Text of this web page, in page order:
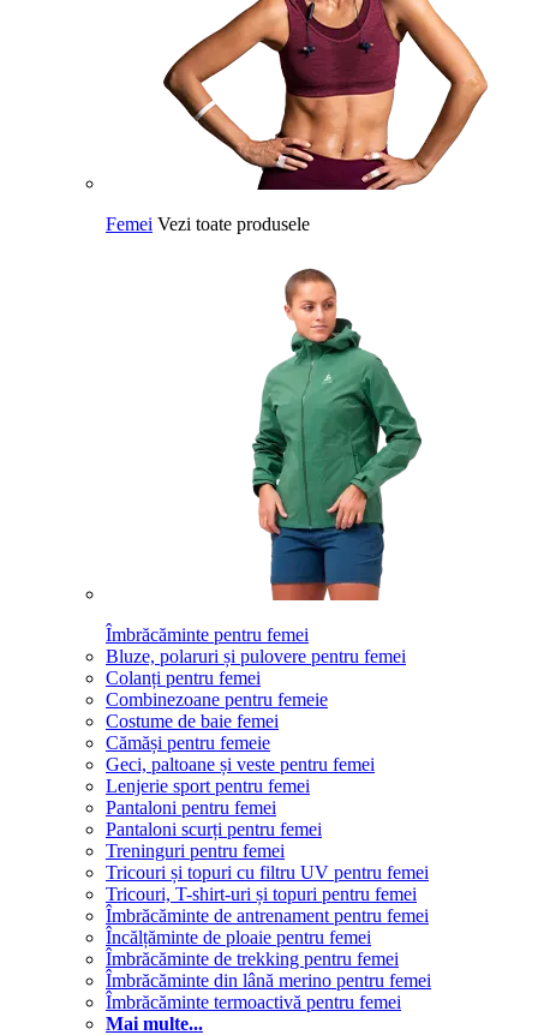
Femei Vezi toate produsele
Îmbrăcăminte pentru femei
Bluze, polaruri și pulovere pentru femei
Colanți pentru femei
Combinezoane pentru femeie
Costume de baie femei
Cămăși pentru femeie
Geci, paltoane și veste pentru femei
Lenjerie sport pentru femei
Pantaloni pentru femei
Pantaloni scurți pentru femei
Treninguri pentru femei
Tricouri și topuri cu filtru UV pentru femei
Tricouri, T-shirt-uri și topuri pentru femei
Îmbrăcăminte de antrenament pentru femei
Încălțăminte de ploaie pentru femei
Îmbrăcăminte de trekking pentru femei
Îmbrăcăminte din lână merino pentru femei
Îmbrăcăminte termoactivă pentru femei
Mai multe...